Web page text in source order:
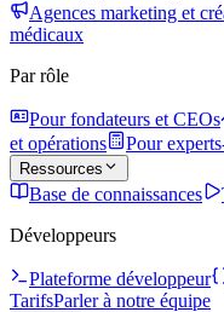
Agences marketing et
médicaux
Par rôle
Pour fondateurs et CEOs
et opérations
Pour
Ressources
Base de connaissances
Développeurs
Plateforme développeur
TarifsParler à notre équipe